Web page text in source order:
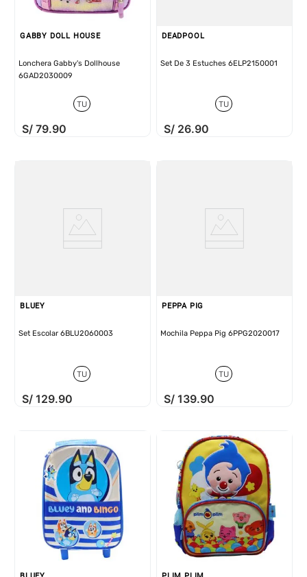
GABBY DOLL HOUSE
Lonchera Gabby's Dollhouse
6GAD2030009
TU
S/ 79.90
DEADPOOL
Set De 3 Estuches 6ELP2150001
TU
S/ 26.90
BLUEY
Set Escolar 6BLU2060003
TU
S/ 129.90
PEPPA PIG
Mochila Peppa Pig 6PPG2020017
TU
S/ 139.90